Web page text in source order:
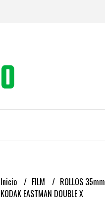
Inicio FILM ROLLOS 35mm
KODAK EASTMAN DOUBLE X